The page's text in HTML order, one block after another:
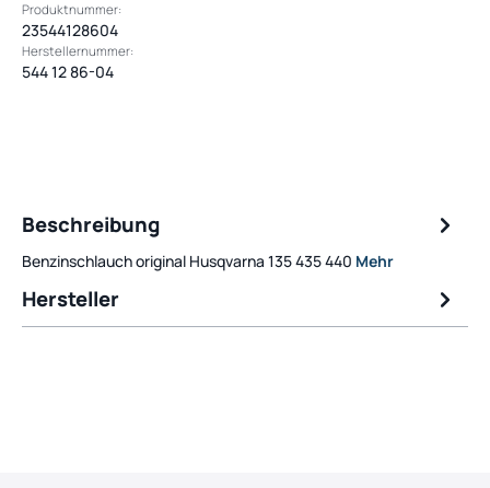
Produktnummer:
23544128604
Herstellernummer:
544 12 86-04
Beschreibung
Benzinschlauch original Husqvarna 135 435 440 Mehr
Hersteller